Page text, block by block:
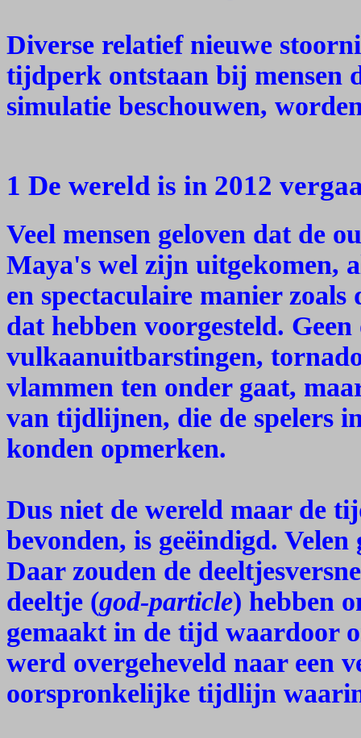
Diverse relatief nieuwe
tijdperk ontstaan bij mensen
simulatie beschouwen,
1 De wereld is in 2012
Veel mensen geloven dat de
Maya's wel zijn uitgekomen,
en spectaculaire manier
dat hebben voorgesteld.
vulkaanuitbarstingen,
vlammen ten onder gaat,
van tijdlijnen, die de spelers
konden opmerken.
Dus niet de wereld maar de
bevonden, is geëindigd.
Daar zouden de
deeltje (god-particle) hebben
gemaakt in de tijd waardoor
werd overgeheveld naar een
oorspronkelijke tijdlijn